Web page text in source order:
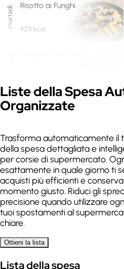
martedì
Risotto ai Funghi
420 kcal
giovedì
Zuppa di Lenticchie
venerdì
Penne all'Arrabbiata
370 kcal
sabato
Carbonara
520
domenica Arrosto di Vitello
Liste della Spesa
Organizzate
Trasforma automaticamente il
della spesa dettagliata e
per corsie di supermercato.
esattamente in quale giorno ti
acquisti più efficienti e
momento giusto. Riduci gli
precisione quando utilizzare
tuoi spostamenti al
chiare.
Ottieni la lista
Lista della spesa